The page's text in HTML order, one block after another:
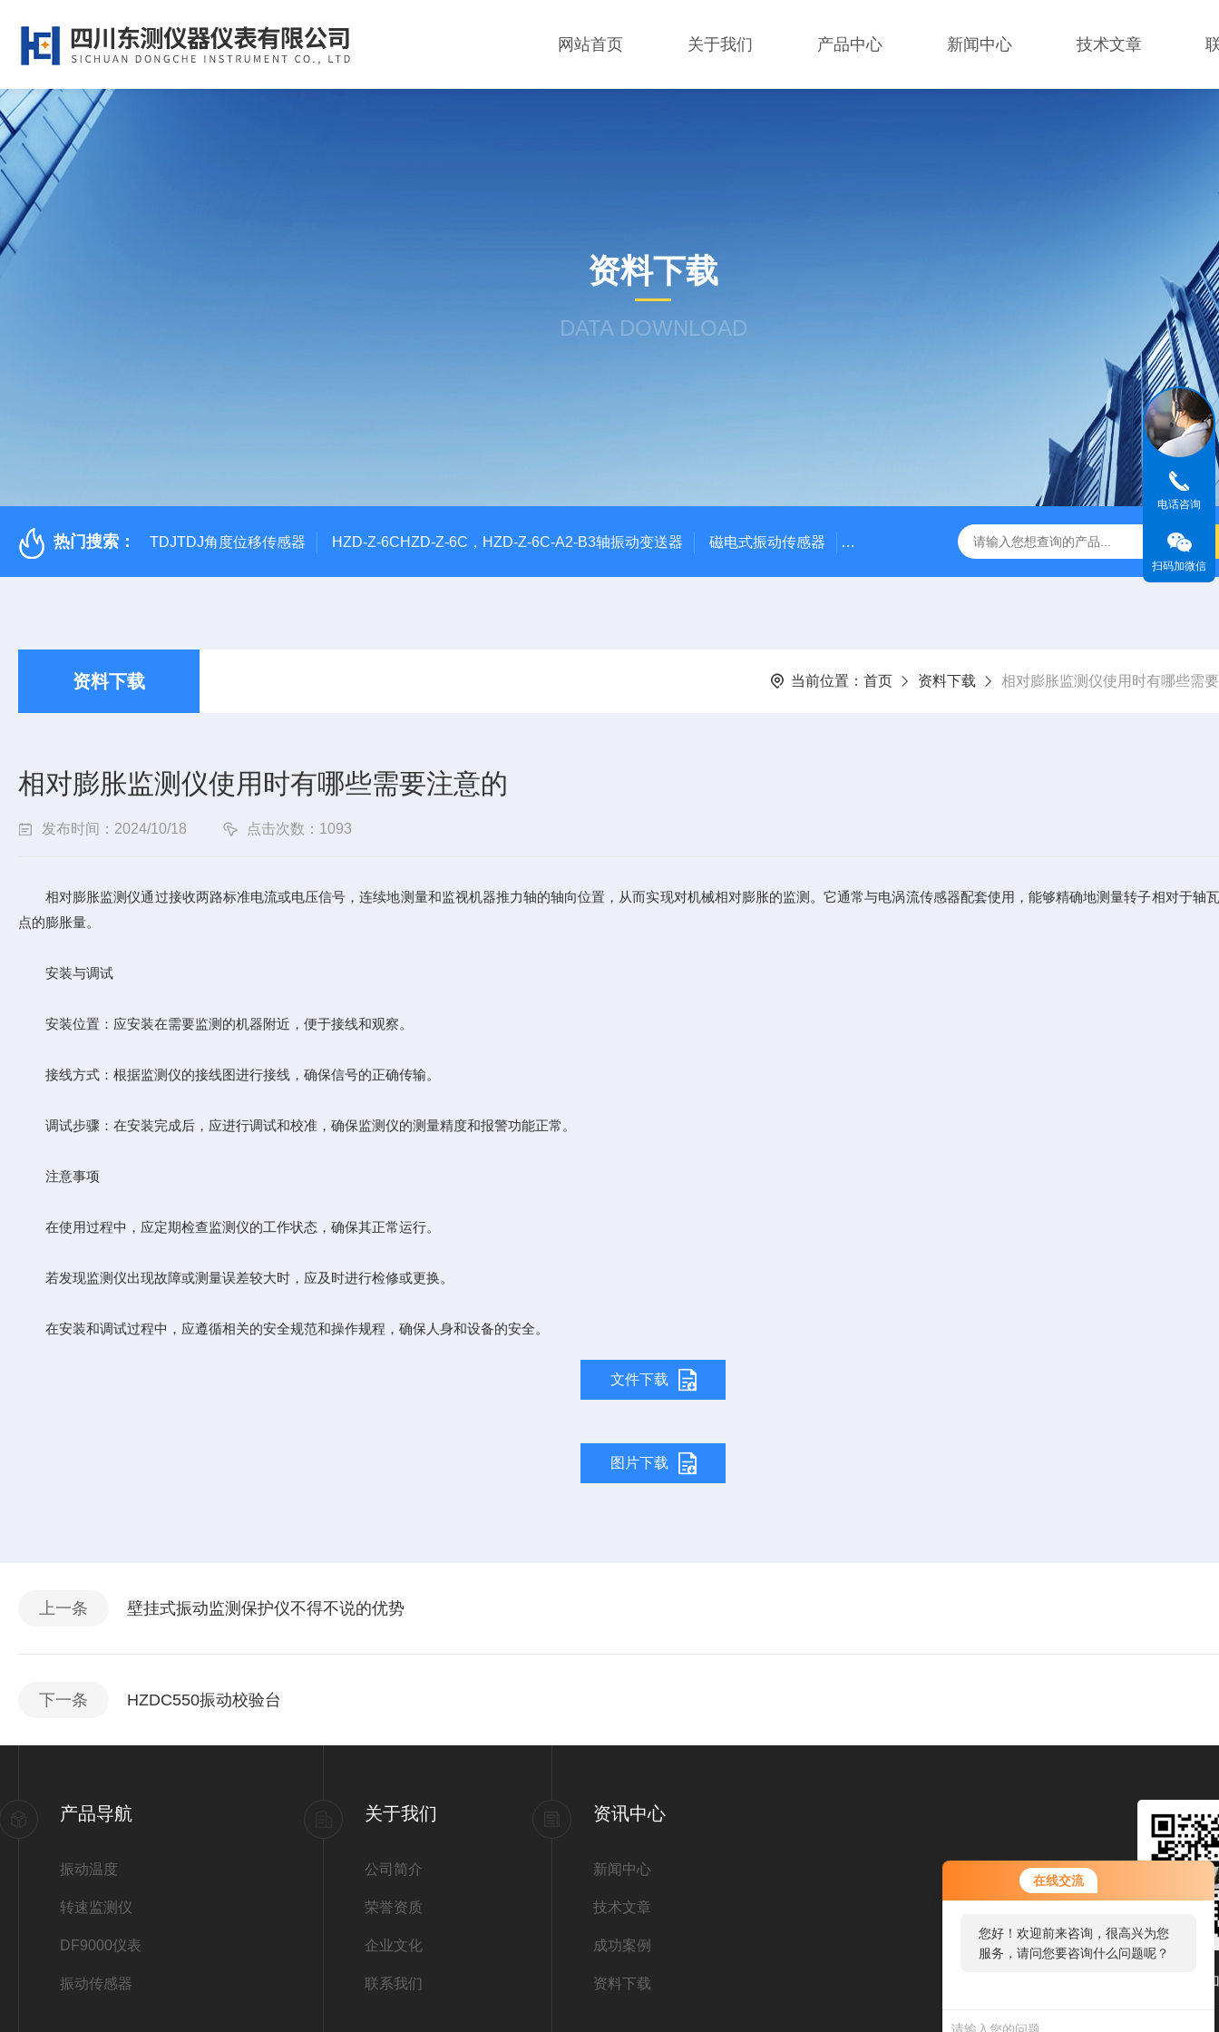
在线交流
您好！欢迎前来咨询，很高兴为您
服务，请问您要咨询什么问题呢？
网站首页 关于我们 产品中心 新闻中心 技术文章
资料下载
DATA DOWNLOAD
热门搜索： TDJTDJ角度位移传感器 HZD-Z-6CHZD-Z-6C，HZD-Z-6C-A2-B3轴振动变送器 磁电式振动传感器 NE3100电涡流位移传感器 三轴振动传感器 加速度
资料下载 当前位置： 首页 资料下载 相对膨胀监测仪使用时有哪些需
相对膨胀监测仪使用时有哪些需要注意的
发布时间：2024/10/18 点击次数：1093
相对膨胀监测仪通过接收两路标准电流或电压信号，连续地测量和监视机器推力轴的轴向位置，从而实现对机械相对膨胀的监测。它通常与电涡流传感器配套使用，能够精确地测量转子相对于轴
点的膨胀量。
安装与调试
安装位置：应安装在需要监测的机器附近，便于接线和观察。
接线方式：根据监测仪的接线图进行接线，确保信号的正确传输。
调试步骤：在安装完成后，应进行调试和校准，确保监测仪的测量精度和报警功能正常。
注意事项
在使用过程中，应定期检查监测仪的工作状态，确保其正常运行。
若发现监测仪出现故障或测量误差较大时，应及时进行检修或更换。
在安装和调试过程中，应遵循相关的安全规范和操作规程，确保人身和设备的安全。
文件下载
图片下载
上一条 壁挂式振动监测保护仪不得不说的优势
下一条 HZDC550振动校验台
产品导航
振动温度
转速监测仪
DF9000仪表
振动传感器
关于我们
公司简介
荣誉资质
企业文化
联系我们
资讯中心
新闻中心
技术文章
成功案例
资料下载 扫码
电话咨询
扫码加微信